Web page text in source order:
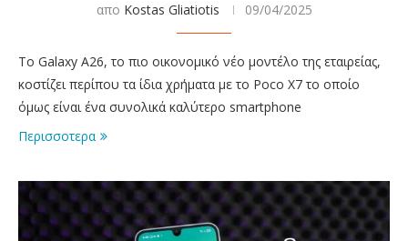
απο Kostas Gliatiotis 09/04/2025
To Galaxy A26, το πιο οικονομικό νέο μοντέλο της εταιρείας,
κοστίζει περίπου τα ίδια χρήματα με το Poco X7 το οποίο
όμως είναι ένα συνολικά καλύτερο smartphone
Περισσοτερα